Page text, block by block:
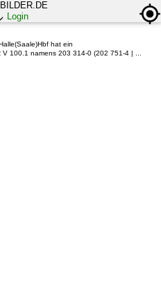
BILDER.DE
Login
hat ein
100.1 namens 203 314-0 (202 751-4 | ...